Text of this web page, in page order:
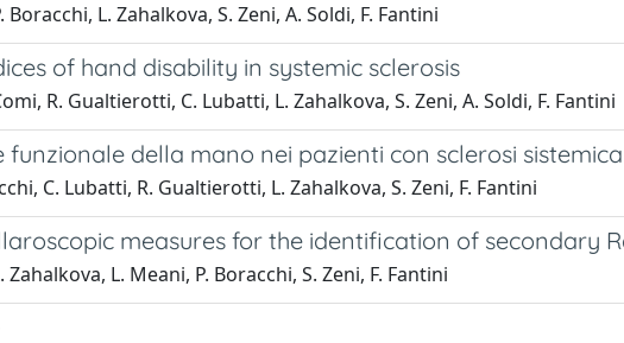
L. Zahalkova, S. Zeni, A. Soldi, F. Fantini
of hand disability in systemic sclerosis
R. Gualtierotti, C. Lubatti, L. Zahalkova, S. Zeni, A. Soldi, F. Fantini
della mano nei pazienti con sclerosi sistemica
C. Lubatti, R. Gualtierotti, L. Zahalkova, S. Zeni, F. Fantini
measures for the identification of secondary
L. Meani, P. Boracchi, S. Zeni, F. Fantini